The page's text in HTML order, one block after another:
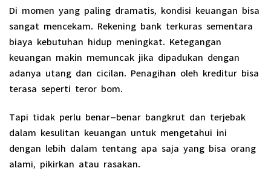
Di momen yang paling dramatis, kondisi keuangan bisa
sangat mencekam. Rekening bank terkuras sementara
biaya kebutuhan hidup meningkat. Ketegangan
keuangan makin memuncak jika dipadukan dengan
adanya utang dan cicilan. Penagihan oleh kreditur bisa
terasa seperti teror bom.
Tapi tidak perlu benar-benar bangkrut dan terjebak
dalam kesulitan keuangan untuk mengetahui ini
dengan lebih dalam tentang apa saja yang bisa orang
alami, pikirkan atau rasakan.